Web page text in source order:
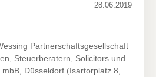
28.06.2019
Partnerschaftsgesellschaft
Steuerberatern, Solicitors und
Düsseldorf (Isartorplatz 8,